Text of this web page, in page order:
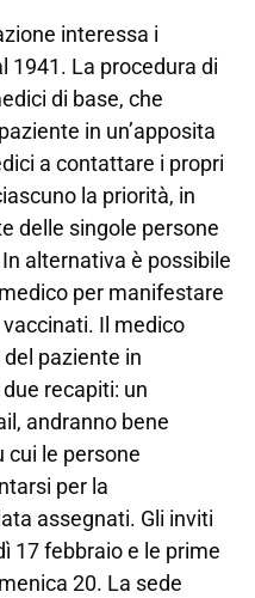
interessa i
1941. La procedura di
di base, che
in un’apposita
a contattare i propri
la priorità, in
delle singole persone
alternativa è possibile
per manifestare
Il medico
paziente in
recapiti: un
andranno bene
cui le persone
per la
assegnati. Gli inviti
17 febbraio e le prime
20. La sede